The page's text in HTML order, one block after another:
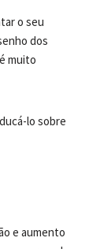
o seu
dos
muito
lo sobre
e aumento